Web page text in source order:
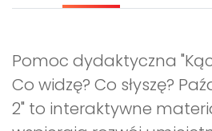
Pomoc dydaktyczna
Co widzę? Co słyszę?
2" to interaktywne